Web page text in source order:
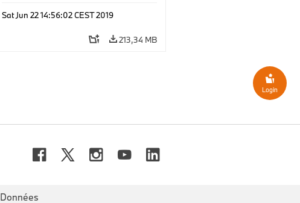
Sat Jun 22 14:56:02 CEST 2019
213,34 MB
Données
Login